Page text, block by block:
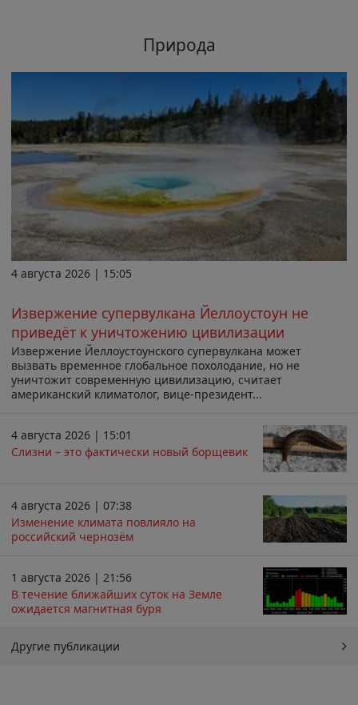
Природа
4 августа 2026 | 15:05
Извержение супервулкана Йеллоустоун не
приведёт к уничтожению цивилизации
Извержение Йеллоустоунского супервулкана может
вызвать временное глобальное похолодание, но не
уничтожит современную цивилизацию, считает
американский климатолог, вице-президент...
4 августа 2026 | 15:01
Слизни – это фактически новый борщевик
4 августа 2026 | 07:38
Изменение климата повлияло на
российский чернозём
1 августа 2026 | 21:56
В течение ближайших суток на Земле
ожидается магнитная буря
Другие публикации